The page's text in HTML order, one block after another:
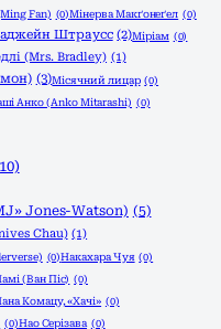
Fan) (0)Мінерва Макґонеґел (0)
Штраусс (2)Міріам (0)
(Mrs. Bradley) (1)
(3)Місячний лицар (0)
Анко (Anko Mitarashi) (0)
Jones-Watson) (5)
Chau) (1)
(0)Накахара Чуя (0)
(Ван Піс) (0)
Комацу, «Хачі» (0)
(0)Нао Серізава (0)